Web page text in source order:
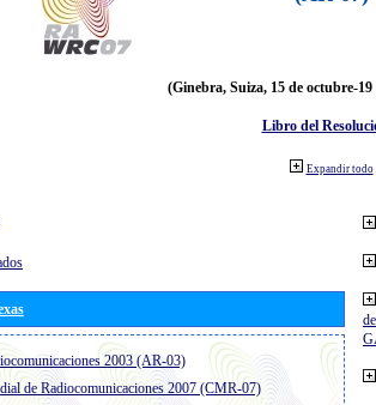
(Ginebra, Suiza, 15 de octubre-19
Libro del
Expandir todo
2003 (AR-03)
de Radiocomunicaciones 2007 (CMR-07)